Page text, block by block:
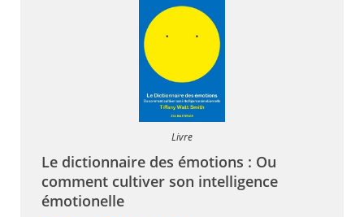
Livre
Le dictionnaire des émotions : Ou
comment cultiver son intelligence
émotionelle